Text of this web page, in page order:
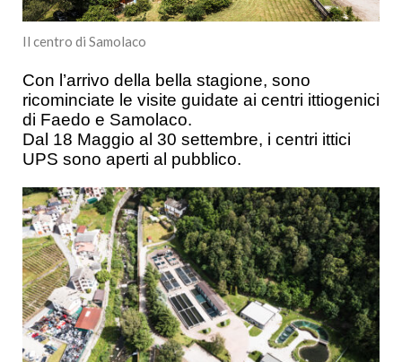
Il centro di Samolaco
Con l’arrivo della bella stagione, sono
ricominciate le visite guidate ai centri ittiogenici
di Faedo e Samolaco.
Dal 18 Maggio al 30 settembre, i centri ittici
UPS sono aperti al pubblico.